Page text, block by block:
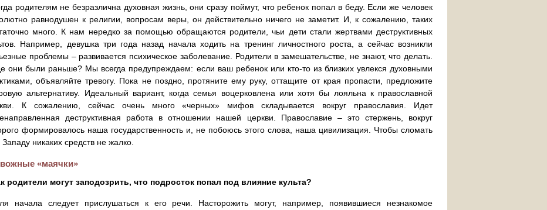
родителям не безразлична духовная жизнь, они сразу поймут, что ребенок попал в беду. Если же человек
равнодушен к религии, вопросам веры, он действительно ничего не заметит. И, к сожалению, таких
много. К нам нередко за помощью обращаются родители, чьи дети стали жертвами деструктивных
Например, девушка три года назад начала ходить на тренинг личностного роста, а сейчас возникли
проблемы – развивается психическое заболевание. Родители в замешательстве, не знают, что делать.
они были раньше? Мы всегда предупреждаем: если ваш ребенок или кто-то из близких увлекся духовными
объявляйте тревогу. Пока не поздно, протяните ему руку, оттащите от края пропасти, предложите
альтернативу. Идеальный вариант, когда семья воцерковлена или хотя бы лояльна к православной
К сожалению, сейчас очень много «черных» мифов складывается вокруг православия. Идет
деструктивная работа в отношении нашей церкви. Православие – это стержень, вокруг
формировалось наша государственность и, не побоюсь этого слова, наша цивилизация. Чтобы сломать
Западу никаких средств не жалко.
«маячки»
родители могут заподозрить, что подросток попал под влияние культа?
начала следует прислушаться к его речи. Насторожить могут, например, появившиеся незнакомое